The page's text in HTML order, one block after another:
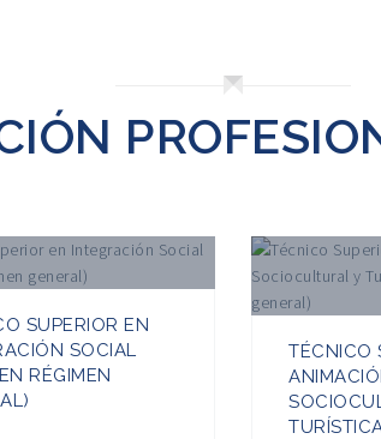
SUPERIOR EN
SOCIAL
RÉGIMEN
TÉCNICO